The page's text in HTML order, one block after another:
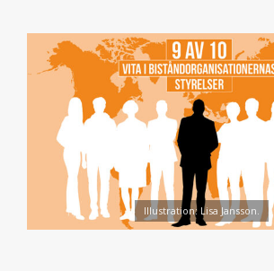
Illustration: Lisa Jansson.